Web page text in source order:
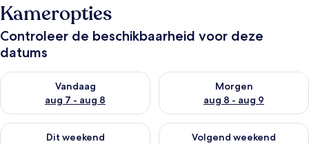
Kameropties
Controleer de beschikbaarheid voor deze
datums
Vandaag
aug 7 - aug 8
De beschikbaarheid controleren voor vanavond aug 7 - aug 8
Morgen
aug 8 - aug 9
De beschikbaarheid
Dit weekend
De beschikbaarheid controleren voor dit weekend aug 7 -
Volgend weekend
De beschikbaarheid